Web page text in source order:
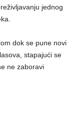
jednog
dok se pune novi
stapajući se
ne zaboravi